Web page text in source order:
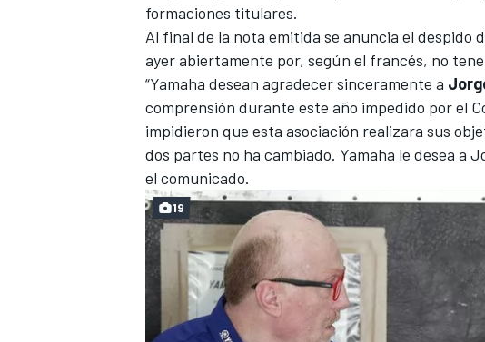
MÁS CATEGORÍAS
formaciones titulares.
Al final de la nota emitida se anuncia el despido
ayer abiertamente por, según el francés, no
“Yamaha desean agradecer sinceramente a
comprensión durante este año impedido por el
impidieron que esta asociación realizara sus
dos partes no ha cambiado. Yamaha le desea a
el comunicado.
19